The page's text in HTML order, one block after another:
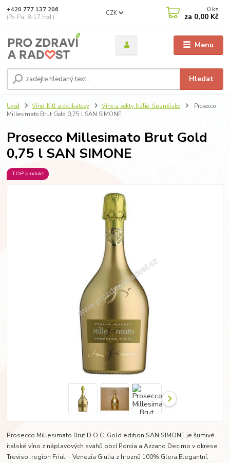
Menu
CZK
Hledat
+420 777 137 206
(Po-Pá, 8-17 hod.)
0 ks
za 0,00 Kč
Úvod Víno, Kitl a delikatesy Víno a sekty Itálie, Španělsko
Prosecco
Millesimato Brut Gold 0,75 l SAN SIMONE
Prosecco Millesimato Brut Gold
0,75 l SAN SIMONE
TOP produkt
Prosecco Millesimato Brut D.O.C. Gold edition SAN SIMONE je šumivé
italské víno z náplavových svahů obcí Porcia a Azzano Decimo v okrese
Treviso, region Friuli - Venezia Giulia z hroznů 100% Glera.Elegantní,